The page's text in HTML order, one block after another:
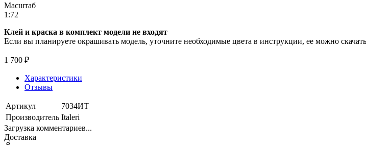
Масштаб
1:72
Клей и краска в комплект модели не входят
Если вы планируете окрашивать модель, уточните необходимые цвета в инструкции, ее можно
1 700 ₽
Характеристики
Отзывы
Артикул
7034ИТ
Производитель Italeri
Загрузка комментариев...
Доставка